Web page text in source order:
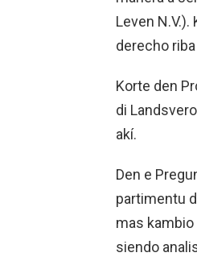
Leven
derecho
Korte den
di
akí.
Den e
partimentu
mas
siendo